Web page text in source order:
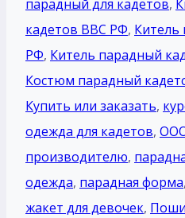
парадный для кадетов,
кадетов ВВС РФ, Китель
РФ, Китель парадный
Костюм парадный
Купить или заказать,
одежда для кадетов,
производителю,
одежда, парадная форма,
жакет для девочек,